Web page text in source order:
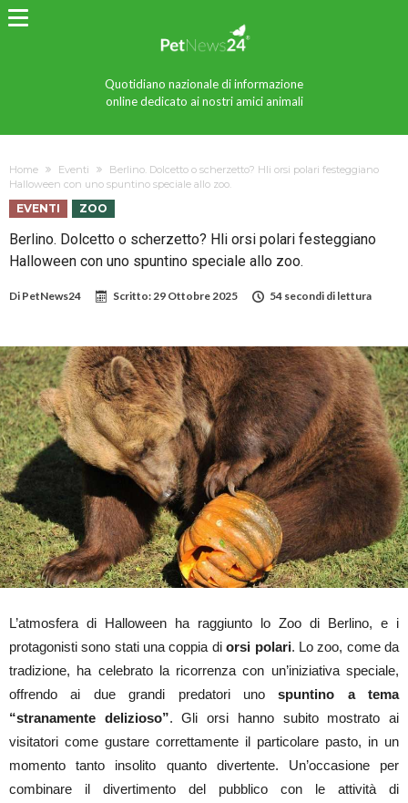
Quotidiano nazionale di informazione
online dedicato ai nostri amici animali
Home Eventi
Berlino. Dolcetto o scherzetto? Hli orsi polari festeggiano
Halloween con uno spuntino speciale allo zoo.
EVENTI ZOO
Berlino. Dolcetto o scherzetto? Hli orsi polari festeggiano
Halloween con uno spuntino speciale allo zoo.
Di PetNews24 Scritto:29 Ottobre 2025 54 secondi di lettura
L’atmosfera di Halloween ha raggiunto lo Zoo di Berlino, e i
protagonisti sono stati una coppia diorsi polari. Lo zoo, come da
tradizione, ha celebrato la ricorrenza con un’iniziativa speciale,
offrendo ai due grandi predatori unospuntino a tema
“stranamente delizioso”. Gli orsi hanno subito mostrato ai
visitatori come gustare correttamente il particolare pasto, in un
momento tanto insolito quanto divertente. Un’occasione per
combinare il divertimento del pubblico con le attività di